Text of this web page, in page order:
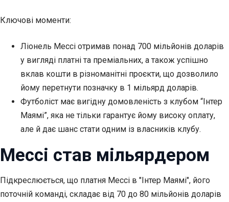
Ключові моменти:
Ліонель Мессі отримав понад 700 мільйонів доларів
у вигляді платні та преміальних, а також успішно
вклав кошти в різноманітні проєкти, що дозволило
йому перетнути позначку в 1 мільярд доларів.
Футболіст має вигідну домовленість з клубом “Інтер
Маямі”, яка не тільки гарантує йому високу оплату,
але й дає шанс стати одним із власників клубу.
Мессі став мільярдером
Підкреслюється, що платня Мессі в "Інтер Маямі", його
поточній команді, складає від 70 до 80 мільйонів доларів